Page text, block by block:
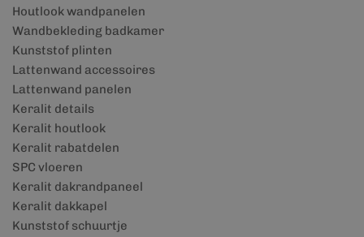
Houtlook wandpanelen
Wandbekleding badkamer
Kunststof plinten
Lattenwand accessoires
Lattenwand panelen
Keralit details
Keralit houtlook
Keralit rabatdelen
SPC vloeren
Keralit dakrandpaneel
Keralit dakkapel
Kunststof schuurtje